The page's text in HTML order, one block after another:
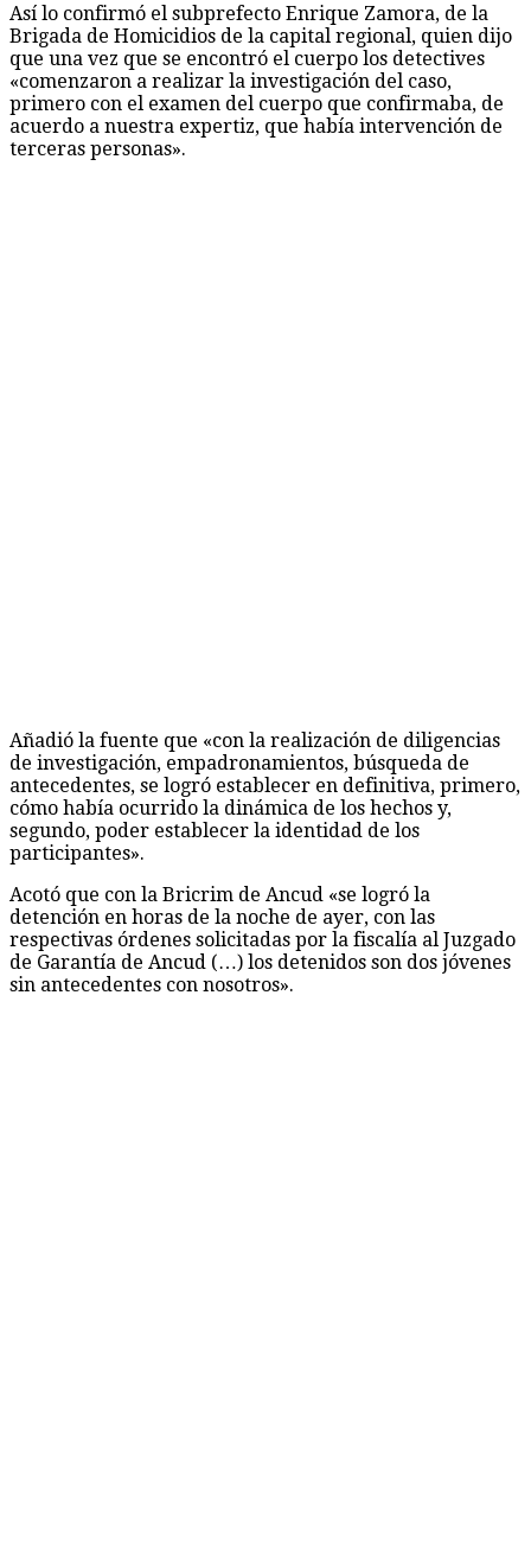
Así lo confirmó el subprefecto Enrique Zamora, de la
Brigada de Homicidios de la capital regional, quien dijo
que una vez que se encontró el cuerpo los detectives
«comenzaron a realizar la investigación del caso,
primero con el examen del cuerpo que confirmaba, de
acuerdo a nuestra expertiz, que había intervención de
terceras personas».
Añadió la fuente que «con la realización de diligencias
de investigación, empadronamientos, búsqueda de
antecedentes, se logró establecer en definitiva, primero,
cómo había ocurrido la dinámica de los hechos y,
segundo, poder establecer la identidad de los
participantes».
Acotó que con la Bricrim de Ancud «se logró la
detención en horas de la noche de ayer, con las
respectivas órdenes solicitadas por la fiscalía al Juzgado
de Garantía de Ancud (…) los detenidos son dos jóvenes
sin antecedentes con nosotros».